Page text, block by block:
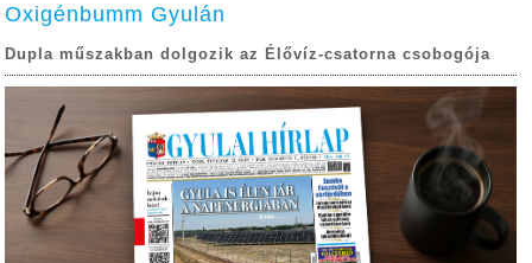
Oxigénbumm Gyulán
Dupla műszakban dolgozik az Élővíz-csatorna csobogója